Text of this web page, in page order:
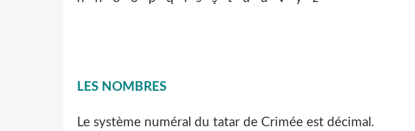
LES NOMBRES
Le système numéral du tatar de Crimée est décimal.